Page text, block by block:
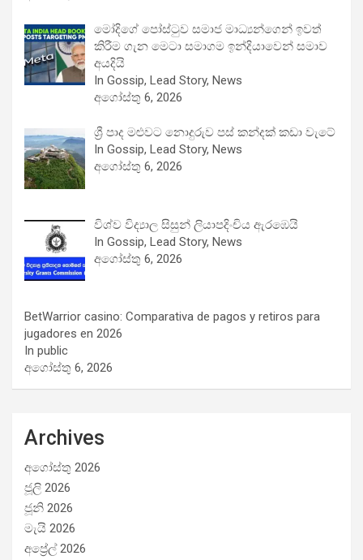
මෝදිගේ පෝස්ටුව සමාජ මාධ්‍යන්ගෙන් ඉවත්
කිරීම ගැන මෙටා සමාගම ඉන්දියාවෙන් සමාව
අයදියි
In Gossip, Lead Story, News
අගෝස්තු 6, 2026
ශ්‍රී පාද මළුවට නොදුරුව පස් කන්දක් කඩා වැටේ
In Gossip, Lead Story, News
අගෝස්තු 6, 2026
විශ්ව විද්‍යාල සිසුන් ලියාපදිංචිය ඇරඹෙයි
In Gossip, Lead Story, News
අගෝස්තු 6, 2026
BetWarrior casino: Comparativa de pagos y retiros para
jugadores en 2026
In public
අගෝස්තු 6, 2026
Archives
අගෝස්තු 2026
ජූලි 2026
ජූනි 2026
මැයි 2026
අප්‍රේල් 2026